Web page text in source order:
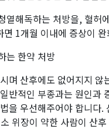
열해독하는 처방을, 혈허
1개월 이내에 증상이
는 한약 처방
며 산후에도 없어지지
반적인 부종과는 원인과
을 우선해주어야 합니다
위장이 약한 사람이 산